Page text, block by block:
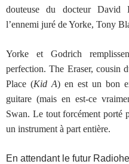
douteuse du docteur David
l’ennemi juré de Yorke, Tony
Yorke et Godrich
perfection. The Eraser, cousin
Place (Kid A) en est un bon
guitare (mais en est-ce
Swan. Le tout forcément porté
un instrument à part entière.
En attendant le futur